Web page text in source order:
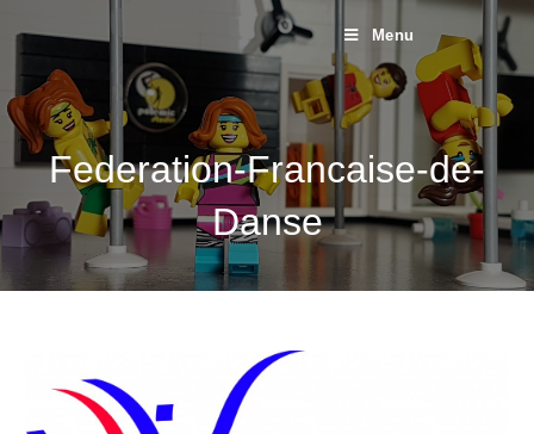
Menu
Federation-Francaise-de-
Danse